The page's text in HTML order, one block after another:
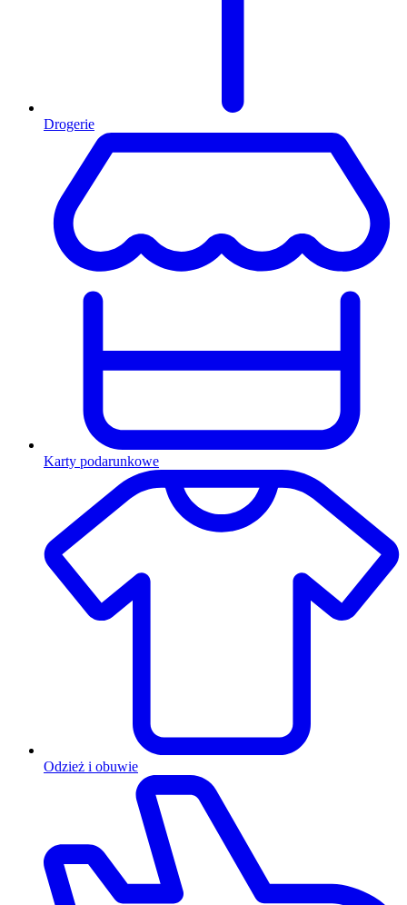
Drogerie
Karty podarunkowe
Odzież i obuwie